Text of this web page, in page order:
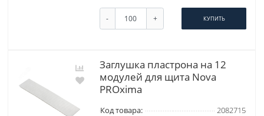
- + КУПИТЬ
Заглушка пластрона на 12
модулей для щита Nova
PROxima
Код товара:
2082715